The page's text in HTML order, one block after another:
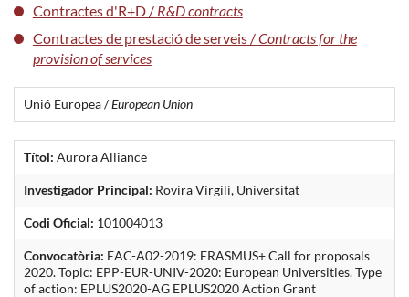
Contractes d'R+D / R&D contracts
Contractes de prestació de serveis /Contracts for the
provision of services
Unió Europea /European Union
Títol: Aurora Alliance
Investigador Principal: Rovira Virgili, Universitat
Codi Oficial: 101004013
Convocatòria: EAC-A02-2019: ERASMUS+ Call for proposals
2020. Topic: EPP-EUR-UNIV-2020: European Universities. Type
of action: EPLUS2020-AG EPLUS2020 Action Grant